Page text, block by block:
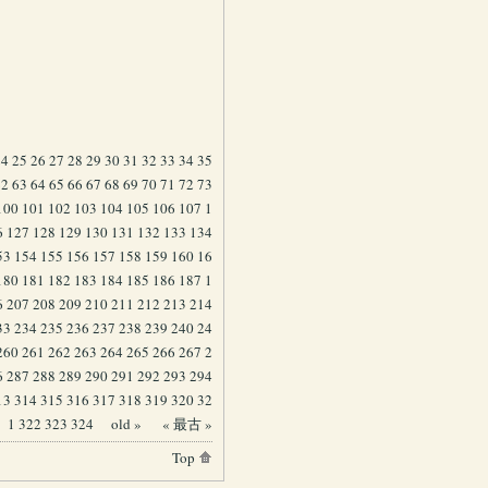
25 26 27 28 29 3031 32 33 34 35
63 64 65 66 67 68 69 7071 72 73
101 102 103 104 105 106 107 1
127 128 129 130 131 132 133 134
154 155 156 157 158 159 160 16
181 182 183 184 185 186 187 1
207 208 209 210211 212 213 214
234 235 236 237 238 239 24024
261 262 263 264 265 266 267 2
287 288 289 290291 292 293 294
314 315 316 317 318 319 32032
1 322 323 324 old »
« 最古 »
Top